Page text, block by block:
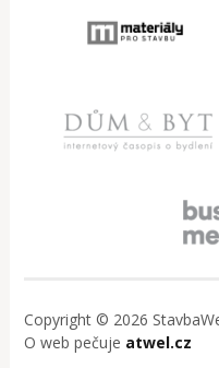
Copyright © 2026
O web pečuje atwel.cz